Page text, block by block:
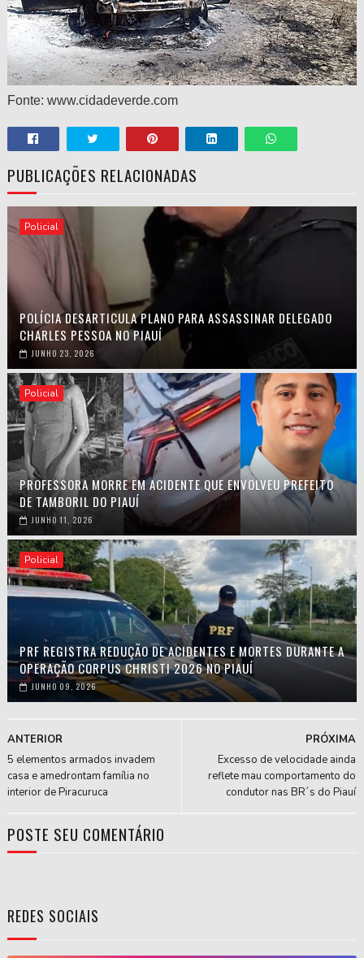
Fonte: www.cidadeverde.com
PUBLICAÇÕES RELACIONADAS
Policial
POLÍCIA DESARTICULA PLANO PARA ASSASSINAR DELEGADO
CHARLES PESSOA NO PIAUÍ
JUNHO 23, 2026
Policial
PROFESSORA MORRE EM ACIDENTE QUE ENVOLVEU PREFEITO
DE TAMBORIL DO PIAUÍ
JUNHO 11, 2026
Policial
PRF REGISTRA REDUÇÃO DE ACIDENTES E MORTES DURANTE A
OPERAÇÃO CORPUS CHRISTI 2026 NO PIAUÍ
JUNHO 09, 2026
PRÓXIMA
Excesso de velocidade ainda
reflete mau comportamento do
condutor nas BR´s do Piauí
ANTERIOR
5 elementos armados invadem
casa e amedrontam família no
interior de Piracuruca
POSTE SEU COMENTÁRIO
REDES SOCIAIS